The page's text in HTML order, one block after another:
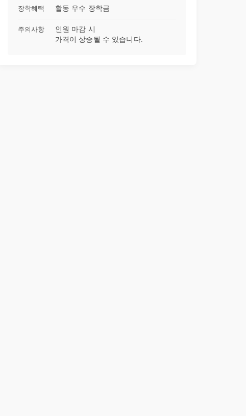
장학혜택 활동 우수 장학금
주의사항
인원 마감 시
가격이 상승될 수 있습니다.